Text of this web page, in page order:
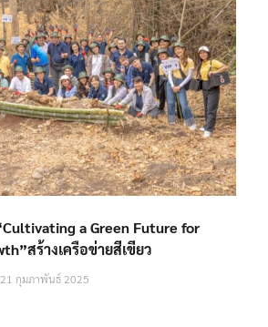
a Green Future for
สร้างเครือข่ายสีเขียว
21 กุมภาพันธ์ 2025